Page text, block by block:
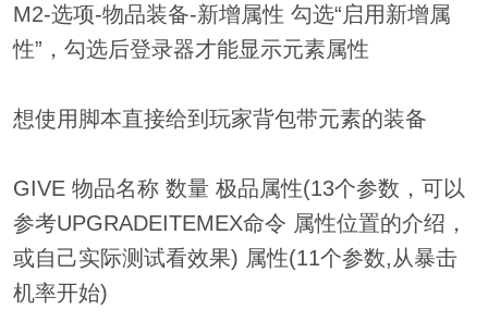
M2-选项-物品装备-新增属性 勾选“启用新增属
性”，勾选后登录器才能显示元素属性
想使用脚本直接给到玩家背包带元素的装备
GIVE 物品名称 数量 极品属性(13个参数，可以
参考UPGRADEITEMEX命令 属性位置的介绍，
或自己实际测试看效果) 属性(11个参数,从暴击
机率开始)